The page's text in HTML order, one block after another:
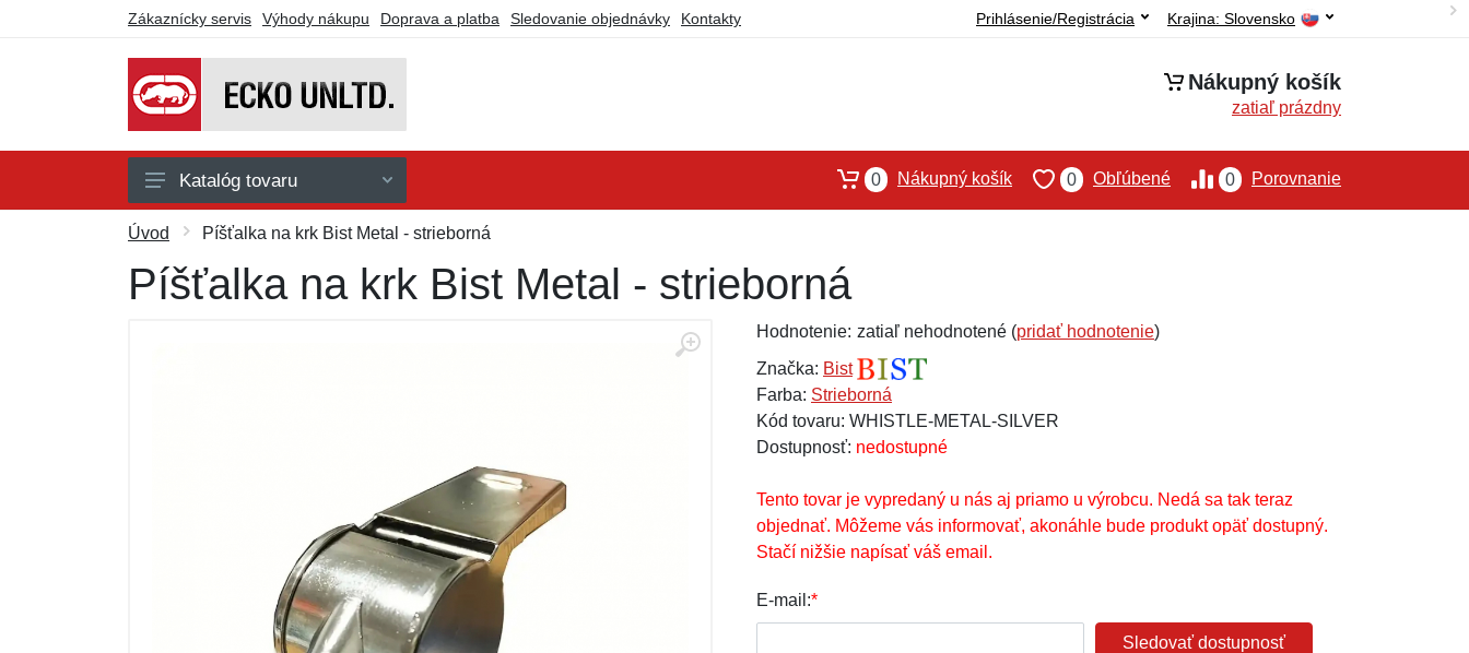
Zákaznícky servis Výhody nákupu Doprava a platba Sledovanie objednávky Kontakty Krajina: Slovensko
Prihlásenie/Registrácia
Nákupný košík
zatiaľ prázdny
Doplnky
Košeľe
Katalóg tovaru 0 Porovnanie
0 Obľúbené
0 Nákupný košík
Úvod Píšťalka na krk Bist Metal - strieborná
Píšťalka na krk Bist Metal - strieborná
Hodnotenie: zatiaľ nehodnotené (pridať hodnotenie)
Značka: Bist
Farba: Strieborná
Kód tovaru: WHISTLE-METAL-SILVER
Dostupnosť: nedostupné
Tento tovar je vypredaný u nás aj priamo u výrobcu. Nedá sa tak teraz
objednať. Môžeme vás informovať, akonáhle bude produkt opäť dostupný.
Stačí nižšie napísať váš email.
E-mail:*
Sledovať dostupnosť